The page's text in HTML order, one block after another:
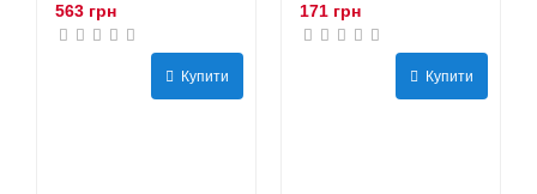
563 грн
Купити
171 грн
Купити